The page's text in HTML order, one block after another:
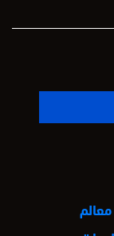
معالم